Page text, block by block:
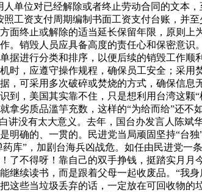
单位对已经解除或者终止劳动合同的文本
工资支付周期编制书面工资支付台账，并
面终止或解除的适当延长保留年限，原则
。销毁人员应具备高度的责任心和保密意
据进行分类和排序，以便后续的销毁工作
时，应遵守操作规程，确保员工安全；采
，可采用多次破碎或焚烧的方式，确保信
到，美国其实靠不住，只是想利用台湾这
拿劣质品滥竽充数，这样的“为给而给”还
讲没有太大意义。去年，国台办发言人陈
明确的、一贯的。民进党当局顽固坚持“台
药库”，加剧台海兵凶战危。如任由民进党
了不得呀！靠自己的双手挣钱，挺踏实月
继续读书，而是跟着父母一起收废品。“我
这些当垃圾丢弃的话，一定放在可回收物